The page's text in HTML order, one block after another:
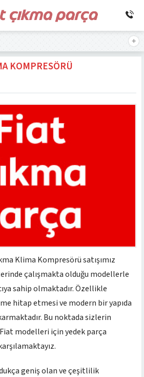
KOMPRESÖRÜ
Klima Kompresörü satışımız
çalışmakta olduğu modellerle
sahip olmaktadır. Özellikle
hitap etmesi ve modern bir yapıda
Bu noktada sizlerin
modelleri için yedek parça
geniş olan ve çeşitlilik